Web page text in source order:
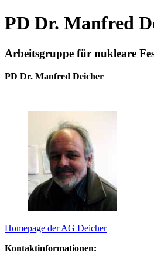
PD Dr. Manfred
Arbeitsgruppe für nukleare
PD Dr. Manfred Deicher
Homepage der AG Deicher
Kontaktinformationen: